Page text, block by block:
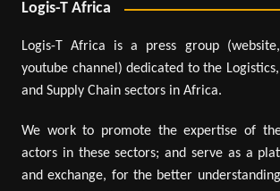
Logis-T Africa
Logis-T Africa is a press group
youtube channel) dedicated to the
and Supply Chain sectors in Africa.
We work to promote the expertise of
actors in these sectors; and serve as a
and exchange, for the better